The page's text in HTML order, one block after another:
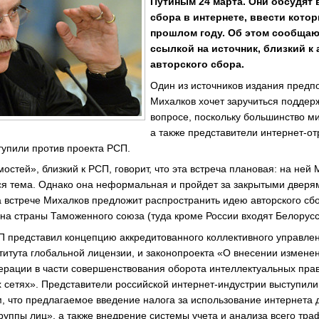
сбора в интернете, ввести
прошлом году. Об этом
ссылкой на источник, близкий к
авторского сбора.
Один из источников издания
Михалков хочет заручиться
вопросе, поскольку большинство
а также представители интернет-
против проекта РСП.
близкий к РСП, говорит, что эта встреча плановая: на ней
тема. Однако она неформальная и пройдет за закрытыми
встрече Михалков предложит распространить идею авторского
страны Таможенного союза (туда кроме России входят
концепцию аккредитованного коллективного
глобальной лицензии, и законопроекта «О внесении
в части совершенствования оборота интеллектуальных
Представители российской интернет-индустрии
что предлагаемое введение налога за использование интернета
лиц», а также внедрение системы учета и анализа всего